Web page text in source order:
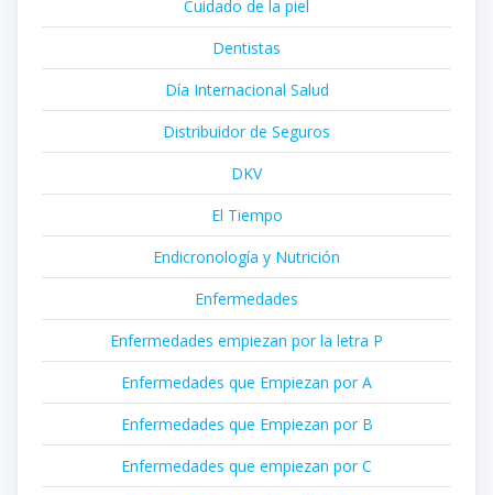
Cuidado de la piel
Dentistas
Día Internacional Salud
Distribuidor de Seguros
DKV
El Tiempo
Endicronología y Nutrición
Enfermedades
Enfermedades empiezan por la letra P
Enfermedades que Empiezan por A
Enfermedades que Empiezan por B
Enfermedades que empiezan por C